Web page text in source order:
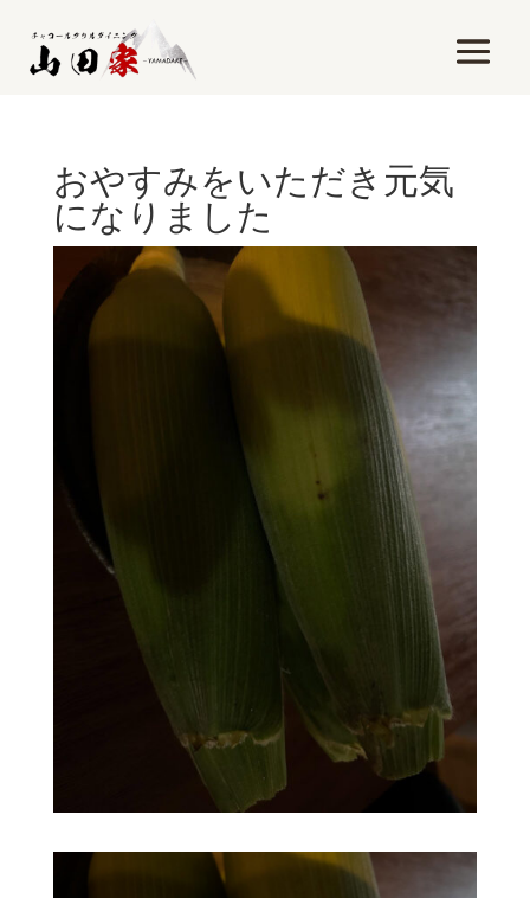
おやすみをいただき元気
になりました